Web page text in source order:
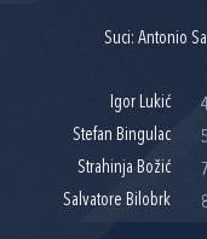
Suci: Antonio
Igor Lukić
Stefan Bingulac
Strahinja Božić
Salvatore Bilobrk